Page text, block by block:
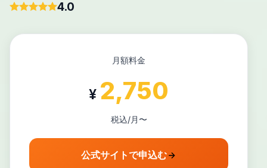
4.0
月額料金
¥ 2,750
税込/月〜
公式サイトで申込む